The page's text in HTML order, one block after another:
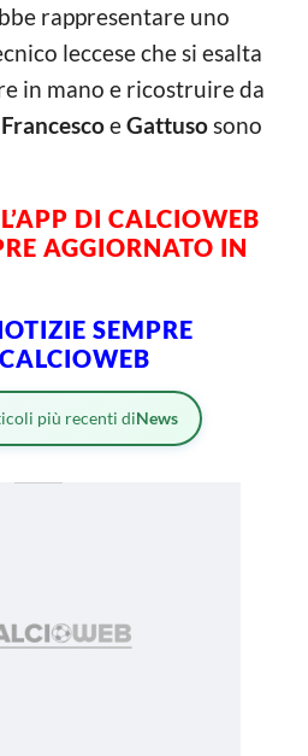
rappresentare uno
leccese che si esalta
in mano e ricostruire da
eGattusosono
DI CALCIOWEB
AGGIORNATO IN
SEMPRE
più recenti diNews